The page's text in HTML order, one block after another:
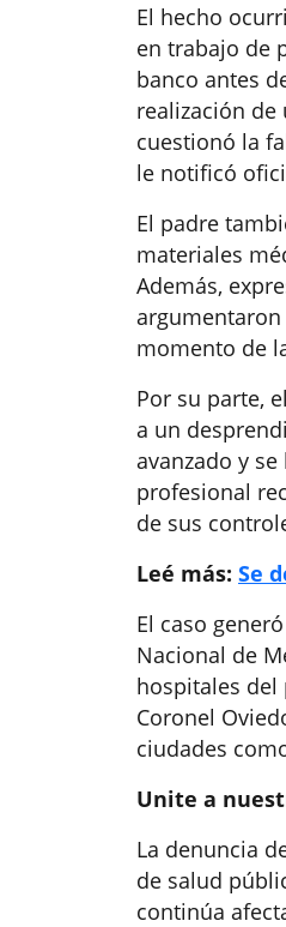
El hecho
en trabajo de
banco antes
realización de
cuestionó la
le notificó
El padre
materiales
Además,
momento de
Por su parte,
a un
avanzado y
profesional
de sus
Leé más: Se
El caso
Nacional de
hospitales del
Coronel
ciudades
Unite a
La denuncia
de salud
continúa